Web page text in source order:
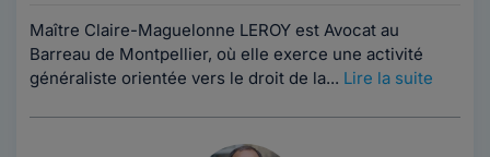
Maître Claire-Maguelonne LEROY est Avocat au
Barreau de Montpellier, où elle exerce une activité
généraliste orientée vers le droit de la... Lire la suite